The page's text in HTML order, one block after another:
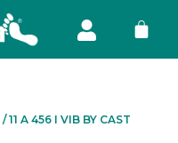
/ 11 A 456 I VIB BY CAST